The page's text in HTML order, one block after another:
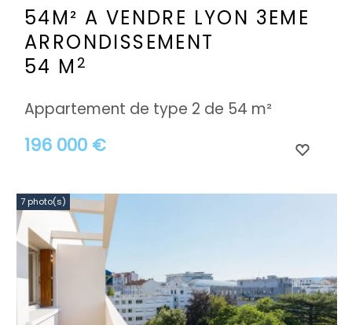
54M² A VENDRE LYON 3EME
ARRONDISSEMENT
54 M 2
196 000 €
Appartement de type 2 de 54 m²
7 photo(s)